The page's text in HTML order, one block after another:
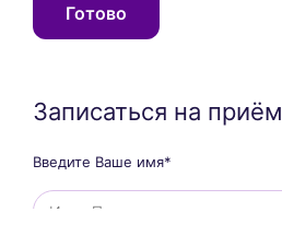
Готово
Записаться на приём
Введите Ваше имя*